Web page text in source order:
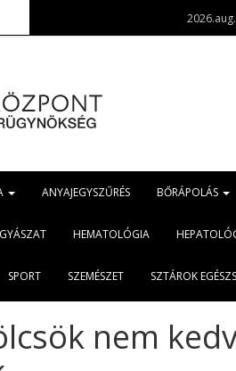
ANYAJEGYSZŰRÉS BŐRÁPOLÁS
HEMATOLÓGIA
SPORT SZEMÉSZET SZTÁROK
nem